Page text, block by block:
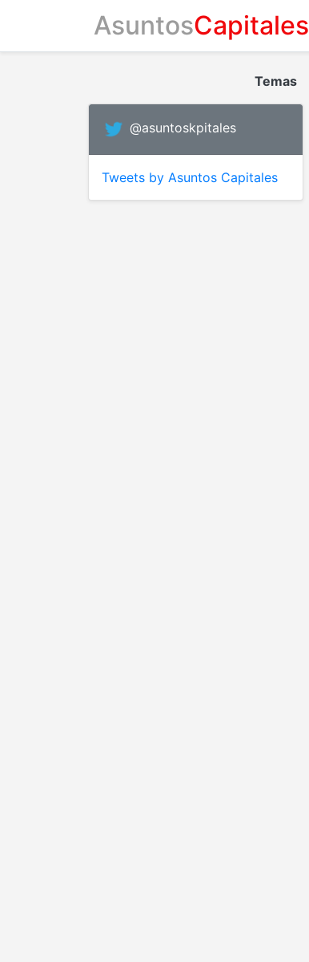
AsuntosCapitales
Temas
@asuntoskpitales
Tweets by Asuntos Capitales